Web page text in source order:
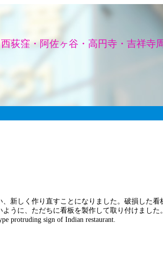
窪・阿佐ヶ谷・高円寺・吉祥寺
新しく作り直すことになりました。破損した
うに、ただちに看板を製作して取り付けまし
protruding sign of Indian restaurant.